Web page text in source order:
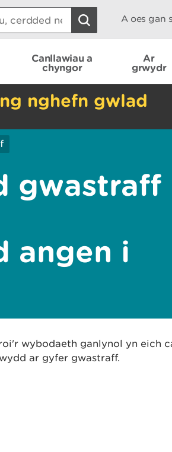
A oes gan
Canllawiau a
chyngor
Ar
grwydr
nghefn gwlad
gwastraff
angen i
wybodaeth ganlynol yn eich
ar gyfer gwastraff.